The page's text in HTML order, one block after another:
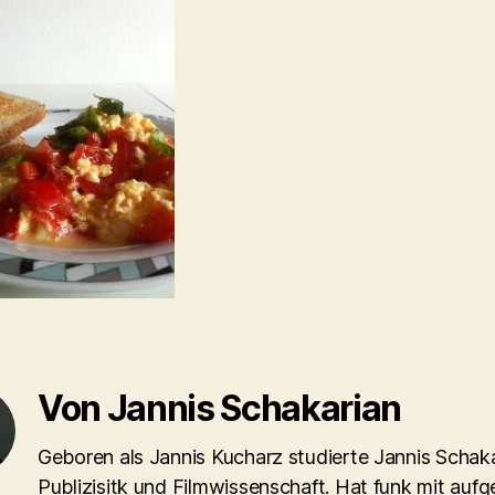
Von Jannis Schakarian
Geboren als Jannis Kucharz studierte Jannis
Publizisitk und Filmwissenschaft. Hat funk mit